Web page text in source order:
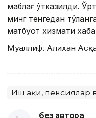
маблағ ўтказилди.
минг тенгедан
матбуот хизмати
Муаллиф: Алихан
Иш ҳақи, пенсиялар
без автора